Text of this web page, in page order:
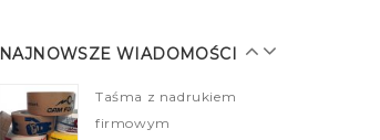
NAJNOWSZE WIADOMOŚCI
28 mar 2022
Taśma z nadrukiem
firmowym